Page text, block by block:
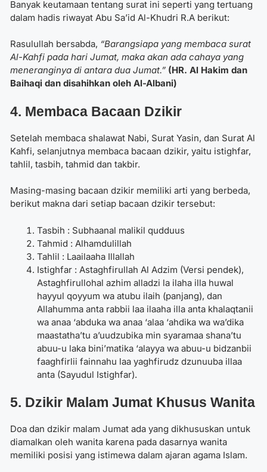
Banyak keutamaan tentang surat ini seperti yang tertuang
dalam hadis riwayat Abu Sa’id Al-Khudri R.A berikut:
Rasulullah bersabda, “Barangsiapa yang membaca surat
Al-Kahfi pada hari Jumat, maka akan ada cahaya yang
meneranginya di antara dua Jumat.” (HR. Al Hakim dan
Baihaqi dan disahihkan oleh Al-Albani)
4. Membaca Bacaan Dzikir
Setelah membaca shalawat Nabi, Surat Yasin, dan Surat Al
Kahfi, selanjutnya membaca bacaan dzikir, yaitu istighfar,
tahlil, tasbih, tahmid dan takbir.
Masing-masing bacaan dzikir memiliki arti yang berbeda,
berikut makna dari setiap bacaan dzikir tersebut:
Tasbih : Subhaanal malikil qudduus
Tahmid : Alhamdulillah
Tahlil : Laailaaha Illallah
Istighfar : Astaghfirullah Al Adzim (Versi pendek),
Astaghfirullohal azhim alladzi la ilaha illa huwal
hayyul qoyyum wa atubu ilaih (panjang), dan
Allahumma anta rabbii laa ilaaha illa anta khalaqtanii
wa anaa ‘abduka wa anaa ‘alaa ‘ahdika wa wa’dika
maastatha’tu a’uudzubika min syaramaa shana’tu
abuu-u laka bini’matika ‘alayya wa abuu-u bidzanbii
faaghfirlii fainnahu laa yaghfirudz dzunuuba illaa
anta (Sayudul Istighfar).
5. Dzikir Malam Jumat Khusus Wanita
Doa dan dzikir malam Jumat ada yang dikhususkan untuk
diamalkan oleh wanita karena pada dasarnya wanita
memiliki posisi yang istimewa dalam ajaran agama Islam.